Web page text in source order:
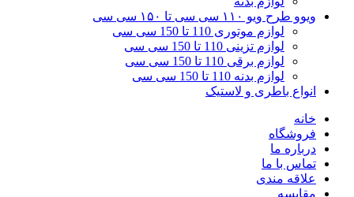
ویوو طرح ویو ۱۱۰ سی سی تا ۱۵۰ سی سی
لوازم موتوری 110 تا 150 سی سی
لوازم تزینی 110 تا 150 سی سی
لوازم برقی 110 تا 150 سی سی
لوازم بدنه 110 تا 150 سی سی
انواع باطری و لاستیک
خانه
فروشگاه
درباره ما
تماس با ما
علاقه مندی
مقایسه